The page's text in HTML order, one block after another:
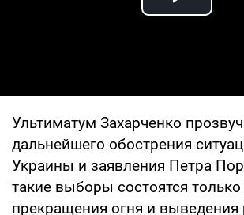
Play
Ультиматум Захарченко
дальнейшего обострения
Украины и заявления Петра
такие выборы состоятся
прекращения огня и выведения